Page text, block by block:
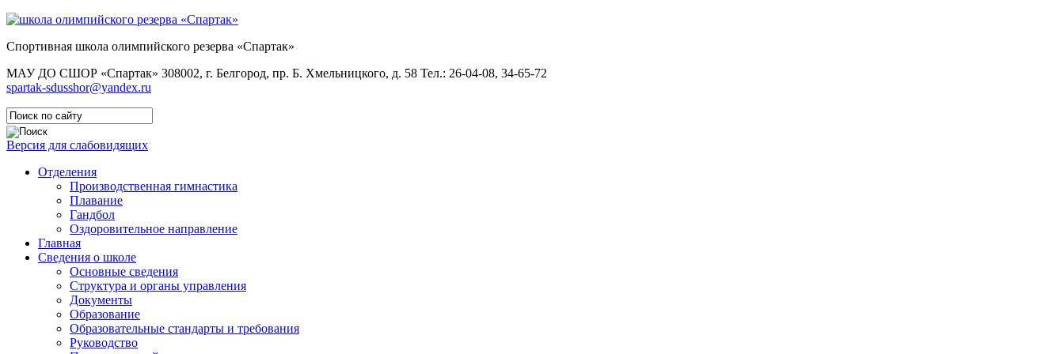
Спортивная школа олимпийского резерва «Спартак»
МАУ ДО СШОР «Спартак» 308002, г. Белгород, пр. Б. Хмельницкого, д. 58 Тел.: 26-04-08, 34-65-72
spartak-sdusshor@yandex.ru
Версия для слабовидящих
Отделения
Производственная гимнастика
Плавание
Гандбол
Оздоровительное направление
Главная
Сведения о школе
Основные сведения
Структура и органы управления
Документы
Образование
Образовательные стандарты и требования
Руководство